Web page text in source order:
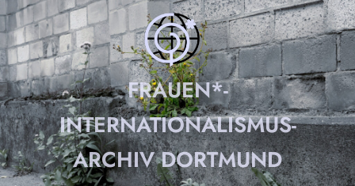
Zum
Inhalt
springen
FRAUEN*-
INTERNATIONALISMUS-
ARCHIV DORTMUND